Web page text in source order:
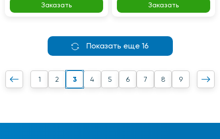
Заказать Заказать
Показать еще 16
1 2 3 4 5 6 7 8 9